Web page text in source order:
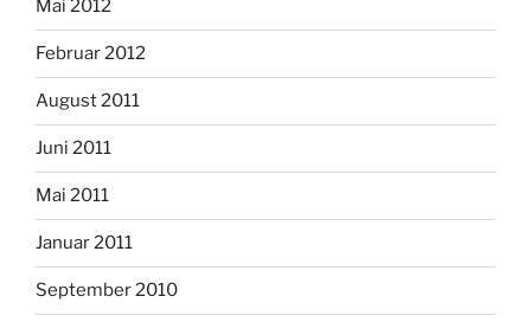
Mai 2012
Februar 2012
August 2011
Juni 2011
Mai 2011
Januar 2011
September 2010